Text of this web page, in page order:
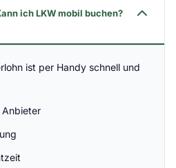
ich LKW mobil buchen?
ist per Handy schnell und
Anbieter